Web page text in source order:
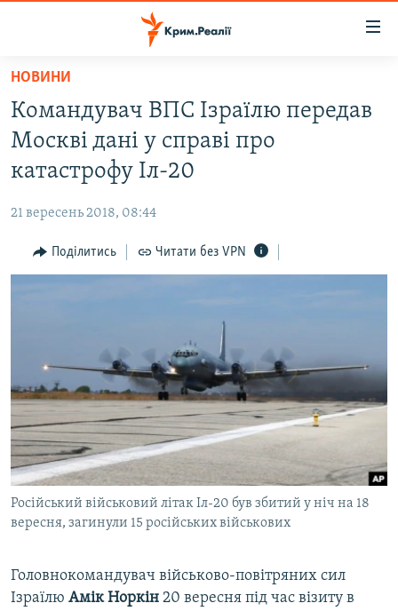
Перейти
основного
матеріалу
до
основної
навігації
Перейти
до
ВОДА.КРИМ
ВІДЕО ТА ФОТО
БЛОГИ
ПОГЛЯД
СПЕЦПРОЕКТИ
ДЕПОРТАЦІЯ
ВІДЕОУРОКИ «ELIFBE»
СВІДЧЕННЯ ОКУПАЦІЇ
УКРАЇНСЬКА ПРОБЛЕМА КРИМУ
ІНФОГРАФІКА
ЯК ОБІЙТИ БЛОКУВАННЯ
Русский
Qırımtatar
ДОЛУЧАЙСЯ!
Усі сайти RFE/RL
НОВИНИ
Командувач ВПС Ізраїлю передав
Москві дані у справі про
катастрофу Іл-20
21 вересень 2018, 08:44
Поділитись Читати без VPN
Російський військовий літак Іл-20 був збитий у ніч на 18
вересня, загинули 15 російських військових
Головнокомандувач військово-повітряних сил
Ізраїлю Амік Норкін 20 вересня під час візиту в